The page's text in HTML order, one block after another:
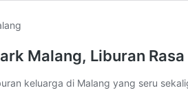
Malang, Liburan
keluarga di Malang yang seru